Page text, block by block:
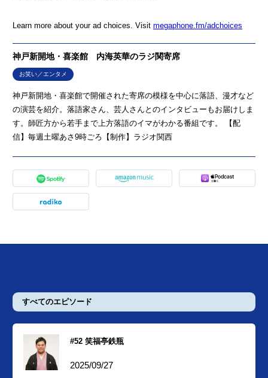
Learn more about your ad choices. Visit megaphone.fm/adchoices
神戸新開地・喜楽館 内海英華のラジ関寄席
お笑い／エンタメ
神戸新開地・喜楽館で開催された寄席の模様を中心に落語、漫才など
の演芸を紹介。落語家さん、芸人さんとのインタビューもお届けしま
す。師匠方から若手まで上方落語のイマがわかる番組です。 【配
信】毎週土曜あさ9時ごろ【制作】ラジオ関西
すべてのエピソード
#52 笑福亭鉄瓶
2025/09/27